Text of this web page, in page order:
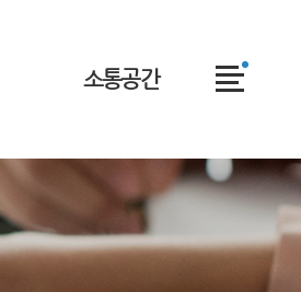
전
뉴
소통공간